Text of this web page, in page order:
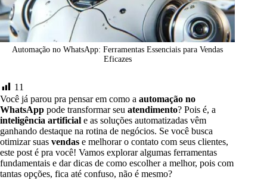
Automação no WhatsApp: Ferramentas Essenciais para Vendas
Eficazes
11
Você já parou pra pensar em como a automação no
WhatsApp pode transformar seu atendimento? Pois é, a
inteligência artificial e as soluções automatizadas vêm
ganhando destaque na rotina de negócios. Se você busca
otimizar suas vendas e melhorar o contato com seus clientes,
este post é pra você! Vamos explorar algumas ferramentas
fundamentais e dar dicas de como escolher a melhor, pois com
tantas opções, fica até confuso, não é mesmo?